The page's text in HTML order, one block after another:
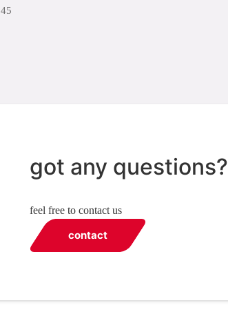
45
got any questions?
feel free to contact us
contact